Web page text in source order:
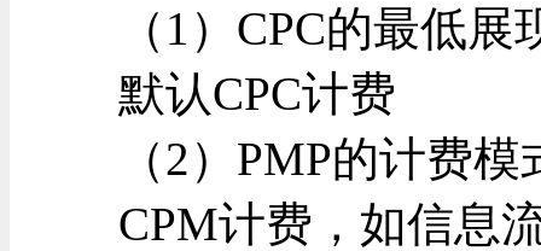
（1）CPC的最低
默认CPC计费
（2）PMP的计费
CPM计费，如信息